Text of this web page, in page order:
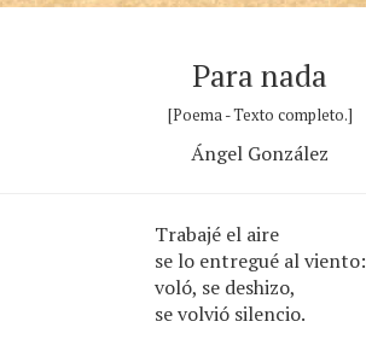
Para nada
[Poema - Texto completo.]
Ángel González
Trabajé el aire
se lo entregué al viento:
voló, se deshizo,
se volvió silencio.